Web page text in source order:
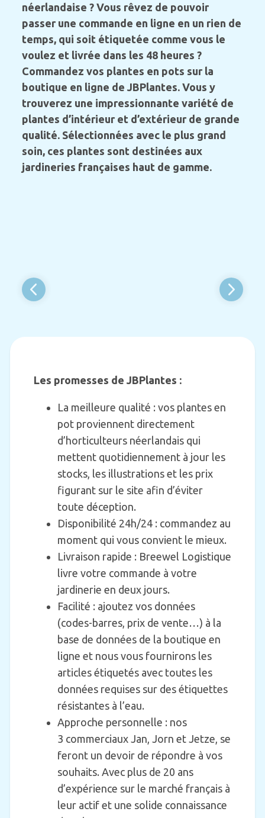
néerlandaise ? Vous rêvez de pouvoir
passer une commande en ligne en un rien de
temps, qui soit étiquetée comme vous le
voulez et livrée dans les 48 heures ?
Commandez vos plantes en pots sur la
boutique en ligne de JBPlantes. Vous y
trouverez une impressionnante variété de
plantes d’intérieur et d’extérieur de grande
qualité. Sélectionnées avec le plus grand
soin, ces plantes sont destinées aux
jardineries françaises haut de gamme.
Les promesses de JBPlantes :
La meilleure qualité : vos plantes en
pot proviennent directement
d’horticulteurs néerlandais qui
mettent quotidiennement à jour les
stocks, les illustrations et les prix
figurant sur le site afin d’éviter
toute déception.
Disponibilité 24h/24 : commandez au
moment qui vous convient le mieux.
Livraison rapide : Breewel Logistique
livre votre commande à votre
jardinerie en deux jours.
Facilité : ajoutez vos données
(codes-barres, prix de vente…) à la
base de données de la boutique en
ligne et nous vous fournirons les
articles étiquetés avec toutes les
données requises sur des étiquettes
résistantes à l’eau.
Approche personnelle : nos
3 commerciaux Jan, Jorn et Jetze, se
feront un devoir de répondre à vos
souhaits. Avec plus de 20 ans
d’expérience sur le marché français à
leur actif et une solide connaissance